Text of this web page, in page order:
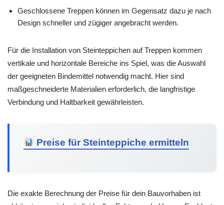
Geschlossene Treppen können im Gegensatz dazu je nach
Design schneller und zügiger angebracht werden.
Für die Installation von Steinteppichen auf Treppen kommen
vertikale und horizontale Bereiche ins Spiel, was die Auswahl
der geeigneten Bindemittel notwendig macht. Hier sind
maßgeschneiderte Materialien erforderlich, die langfristige
Verbindung und Haltbarkeit gewährleisten.
Preise für Steinteppiche ermitteln
Die exakte Berechnung der Preise für dein Bauvorhaben ist